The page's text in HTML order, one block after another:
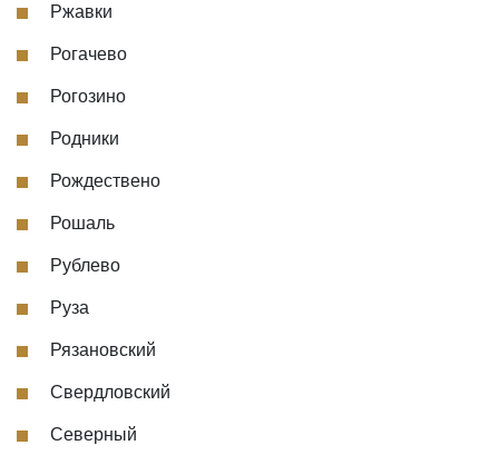
Ржавки
Рогачево
Рогозино
Родники
Рождествено
Рошаль
Рублево
Руза
Рязановский
Свердловский
Северный